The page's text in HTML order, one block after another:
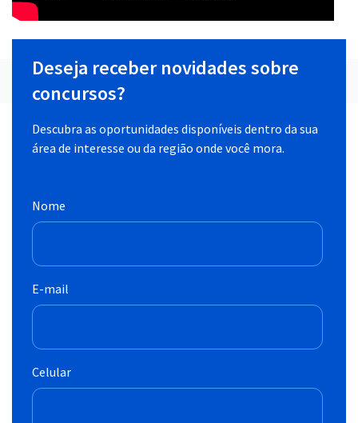
Deseja receber novidades sobre
concursos?
Descubra as oportunidades disponíveis dentro da sua
área de interesse ou da região onde você mora.
Nome
E-mail
Celular